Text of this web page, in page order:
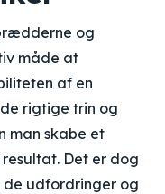
og
måde at
af ​​en
rigtige trin og
man skabe et
Det er dog
udfordringer og